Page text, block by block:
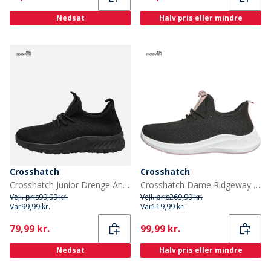
Nedsat Halv pris eller mindre
Crosshatch
Crosshatch Junior Drenge Antioch træningssko Black Mono
Vejl. pris99,99 kr.
Var99,99 kr.
Current
79,99 kr.
Nedsat
Crosshatch
Crosshatch Dame Ridgeway Sneakers Sort
Vejl. pris269,99 kr.
Var119,99 kr.
Current
99,99 kr.
Halv pris eller mindre